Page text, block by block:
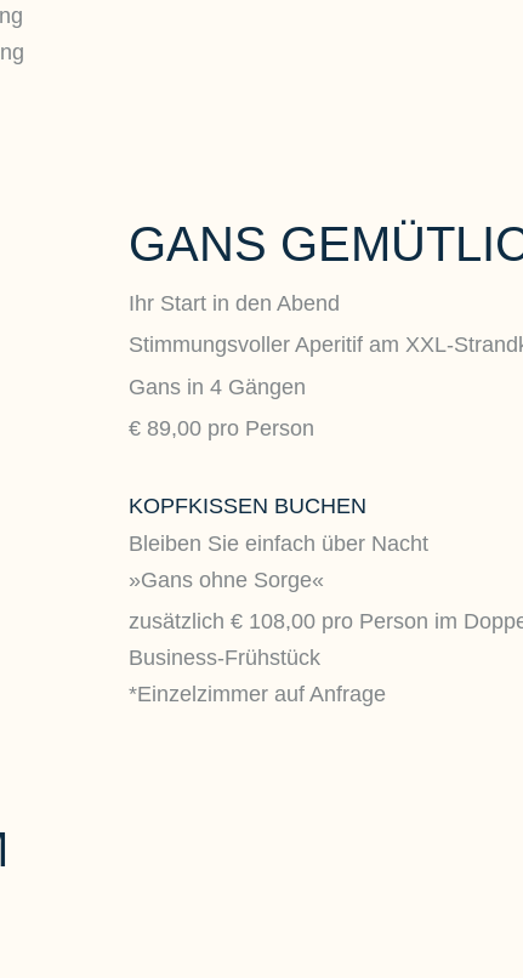
GANS
Ihr Start in den Abend
Stimmungsvoller Aperitif am XXL-
Gans in 4 Gängen
€ 89,00 pro Person
KOPFKISSEN BUCHEN
Bleiben Sie einfach über Nacht
»Gans ohne Sorge«
zusätzlich € 108,00 pro Person im
Business-Frühstück
*Einzelzimmer auf Anfrage